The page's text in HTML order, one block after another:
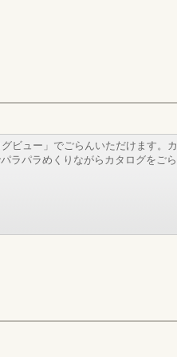
ビュー」でごらんいただけます。カ
ラパラめくりながらカタログをごら